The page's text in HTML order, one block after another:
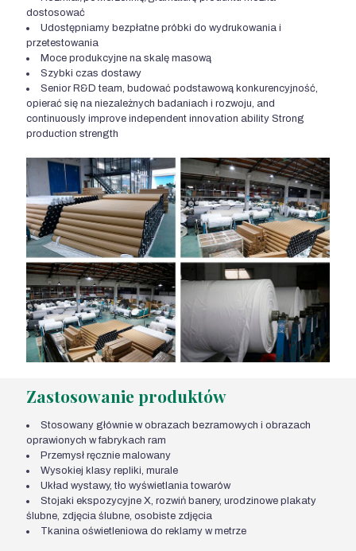
dostosować
Udostępniamy bezpłatne próbki do wydrukowania i
przetestowania
Moce produkcyjne na skalę masową
Szybki czas dostawy
Senior R&D team , budować podstawową konkurencyjność,
opierać się na niezależnych badaniach i rozwoju, and
continuously improve independent innovation ability Strong
production strength
Zastosowanie produktów
Stosowany głównie w obrazach bezramowych i obrazach
oprawionych w fabrykach ram
Przemysł ręcznie malowany
Wysokiej klasy repliki, murale
Układ wystawy, tło wyświetlania towarów
Stojaki ekspozycyjne X, rozwiń banery, urodzinowe plakaty
ślubne, zdjęcia ślubne, osobiste zdjęcia
Tkanina oświetleniowa do reklamy w metrze